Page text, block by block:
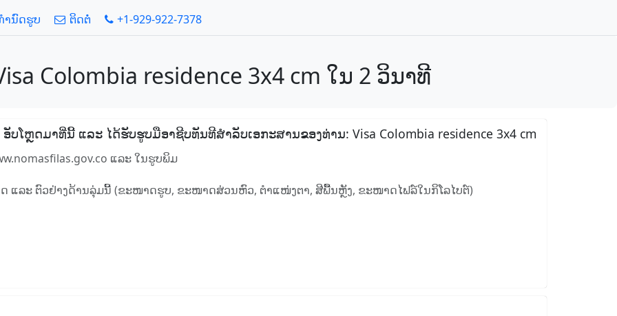
ານົດຮູບ ຕິດຕໍ່ +1-929-922-7378
Colombia residence 3x4 cm ໃນ 2 ວິນາທີ
ໂຫຼດມາທີ່ນີ້ ແລະ ໄດ້ຮັບຮູບມືອາຊີບທັນທີສໍາລັບເອກະສານຂອງທ່ານ: Visa Colombia residence 3x4 cm
ແລະ ໃນຮູບພິມ
ແລະ ຕົວຢ່າງດ້ານລຸ່ມນີ້ (ຂະໜາດຮູບ, ຂະໜາດສ່ວນຫົວ, ຕໍາແໜ່ງຕາ, ສີພື້ນຫຼັງ, ຂະໜາດໄຟລ໌ໃນກິໂລໄບຕ໌)